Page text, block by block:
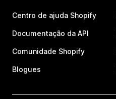
Centro de ajuda Shopify
Documentação da API
Comunidade Shopify
Blogues